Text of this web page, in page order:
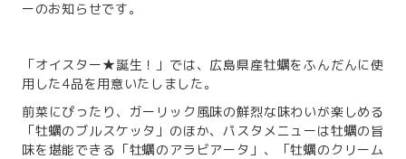
ーのお知らせです。
「オイスター★誕生！」では、広島県産牡蠣をふんだんに使
用した4品を用意いたしました。
前菜にぴったり、ガーリック風味の鮮烈な味わいが楽しめる
「牡蠣のブルスケッタ」のほか、パスタメニューは牡蠣の旨
味を堪能できる「牡蠣のアラビアータ」、「牡蠣のクリーム